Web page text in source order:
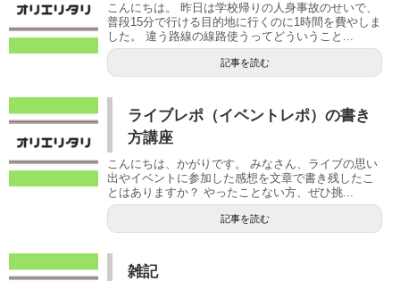
こんにちは。 昨日は学校帰りの人身事故のせいで、
普段15分で行ける目的地に行くのに1時間を費やしま
した。 違う路線の線路使うってどういうこと...
記事を読む
ライブレポ（イベントレポ）の書き
方講座
こんにちは、かがりです。 みなさん、ライブの思い
出やイベントに参加した感想を文章で書き残したこ
とはありますか？ やったことない方、ぜひ挑...
記事を読む
雑記